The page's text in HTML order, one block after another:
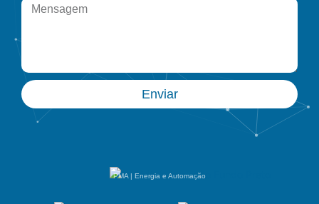
Enviar
PMA | Energia e Automação